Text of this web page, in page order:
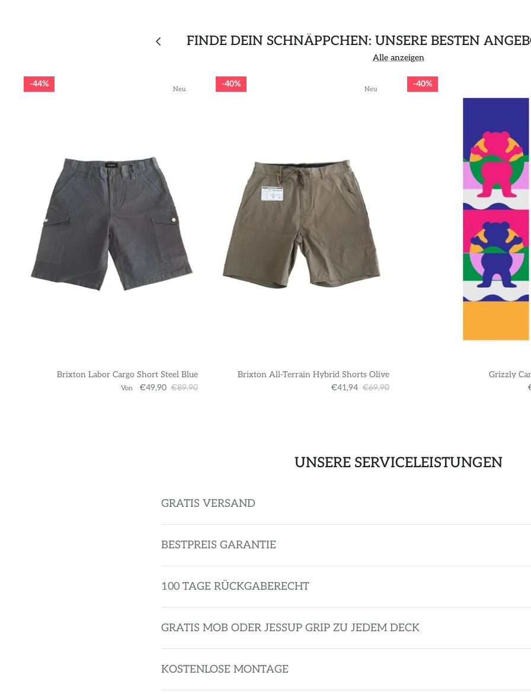
FINDE DEIN SCHNÄPPCHEN: UNSERE BESTEN
Alle anzeigen
Neu
44%
Brixton Labor Cargo Short Steel Blue
Von €49,90 €89,90
Neu
40%
Brixton All-Terrain Hybrid Shorts Olive
€41,94 €69,90
40%
Grizzly
UNSERE SERVICELEISTUNGEN
GRATIS VERSAND
BESTPREIS GARANTIE
100 TAGE RÜCKGABERECHT
GRATIS MOB ODER JESSUP GRIP ZU JEDEM DECK
KOSTENLOSE MONTAGE